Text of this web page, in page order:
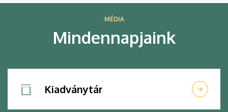
MÉDIA
Mindennapjaink
Kiadványtár